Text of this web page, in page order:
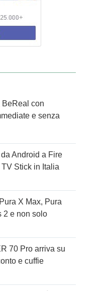
BeReal con
e senza
Android a Fire
Stick in Italia
X Max, Pura
2 e non solo
70 Pro arriva su
e cuffie